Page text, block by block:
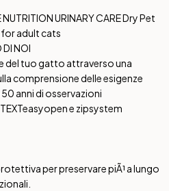
URINARY CARE Dry Pet
adult cats
NOI
del tuo gatto attraverso una
comprensione delle esigenze
anni di osservazioni
easyopen e zipsystem
per preservare piÃ¹ a lungo